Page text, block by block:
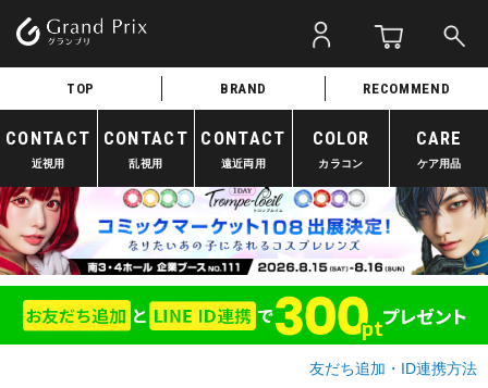
TOP BRAND RECOMMEND
CONTACT
近視用
CONTACT
乱視用
CONTACT
遠近両用
COLOR
カラコン
CARE
ケア用品
友だち追加・ID連携方法